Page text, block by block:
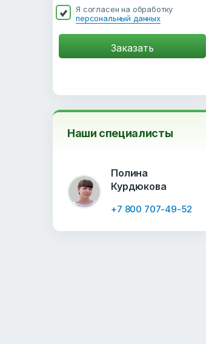
Я согласен на обработку
персональный данных
Наши специалисты
Полина
Курдюкова
+7 800 707-49-52